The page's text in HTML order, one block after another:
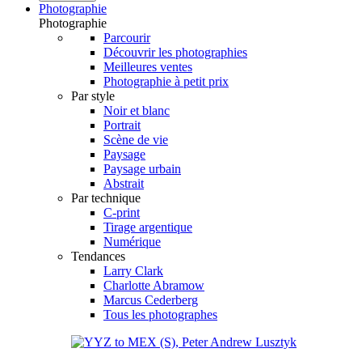
Photographie
Photographie
Parcourir
Découvrir les photographies
Meilleures ventes
Photographie à petit prix
Par style
Noir et blanc
Portrait
Scène de vie
Paysage
Paysage urbain
Abstrait
Par technique
C-print
Tirage argentique
Numérique
Tendances
Larry Clark
Charlotte Abramow
Marcus Cederberg
Tous les photographes